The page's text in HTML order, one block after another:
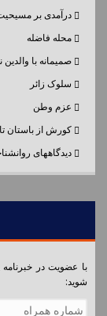
درآمدی بر
محله فاضله
صمیمانه با والدین
سلوک زائر
عزم وطن
کورش از باستان
دیدگاههای
با عضویت در
شوید:
شماره همراه
*